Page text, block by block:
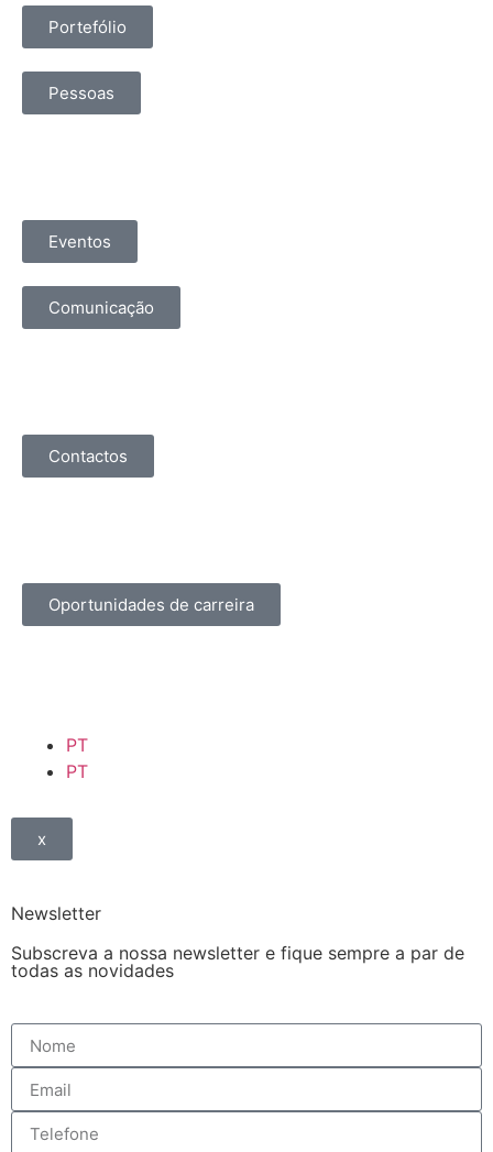
Portefólio
Pessoas
Eventos
Comunicação
Contactos
Oportunidades de carreira
PT
PT
x
Newsletter
Subscreva a nossa newsletter e fique sempre a par de
todas as novidades